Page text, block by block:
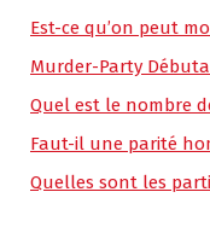
Est-ce qu’on peut
Murder-Party
Quel est le nombre
Faut-il une parité
Quelles sont les